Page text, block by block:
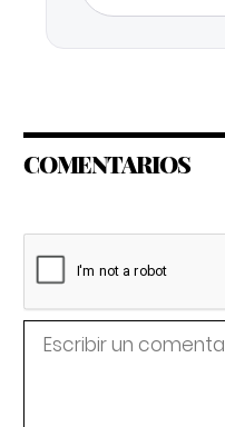
COMENTARIOS